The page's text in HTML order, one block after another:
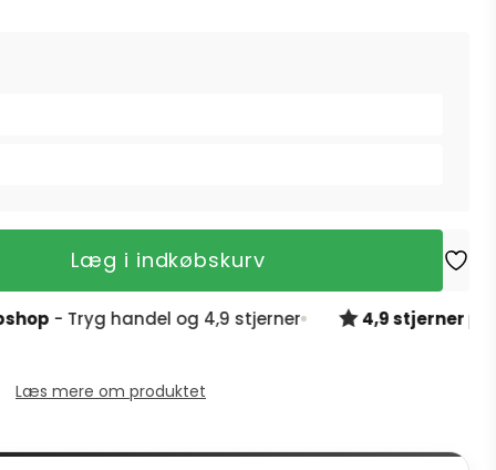
Læg i indkøbskurv
Tryg handel og 4,9 stjerner 4,9 stjerner på
Læs mere om produktet